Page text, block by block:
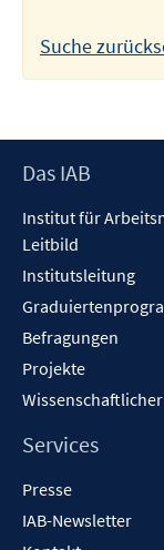
Suche
Footer
Das IAB
Institut für
Leitbild
Institutsleitung
Befragungen
Projekte
Services
Presse
IAB-Newsletter